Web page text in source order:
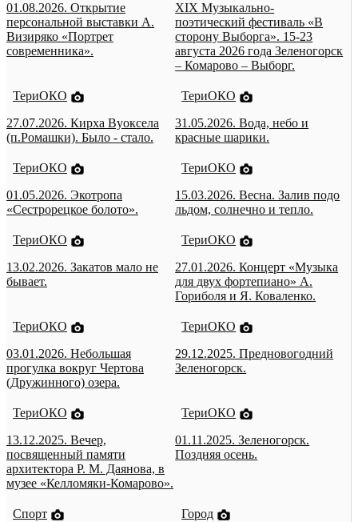
01.08.2026. Открытие
персональной выставки А.
Визиряко «Портрет
современника».
XIX Музыкально-
поэтический фестиваль «В
сторону Выборга». 15-23
августа 2026 года Зеленогорск
– Комарово – Выборг.
ТериОКО
27.07.2026. Кирха Вуоксела
(п.Ромашки). Было - стало.
ТериОКО
31.05.2026. Вода, небо и
красные шарики.
ТериОКО
01.05.2026. Экотропа
«Сестрорецкое болото».
ТериОКО
15.03.2026. Весна. Залив подо
льдом, солнечно и тепло.
ТериОКО
13.02.2026. Закатов мало не
бывает.
ТериОКО
27.01.2026. Концерт «Музыка
для двух фортепиано» А.
Гориболя и Я. Коваленко.
ТериОКО
03.01.2026. Небольшая
прогулка вокруг Чертова
(Дружинного) озера.
ТериОКО
29.12.2025. Предновогодний
Зеленогорск.
ТериОКО
13.12.2025. Вечер,
посвященный памяти
архитектора Р. М. Даянова, в
музее «Келломяки-Комарово».
ТериОКО
01.11.2025. Зеленогорск.
Поздняя осень.
Спорт
Город